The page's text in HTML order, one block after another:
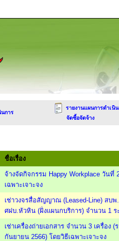
นการ
รายงานแผนการดำเนิ
จัดซื้อจัดจ้าง
ชื่อเรื่อง
จ้างจัดกิจกรรม Happy Workplace วัน
เฉพาะเจาะจง
เช่าวงจรสื่อสัญญาณ (Leased-Line) ส
ศฝบ.หัวหิน (ฝั่งแผนกบริการ) จำนวน 1 ร
เช่าเครื่องถ่ายเอกสาร จำนวน 3 เครื่อง
กันยายน 2566) โดยวิธีเฉพาะเจาะจง